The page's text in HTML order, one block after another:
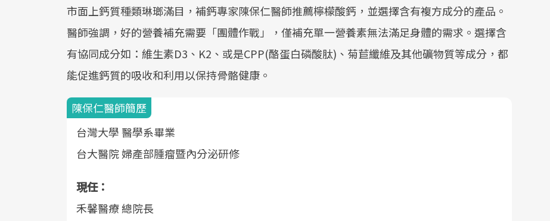
市面上鈣質種類琳瑯滿目，補鈣專家陳保仁醫師推薦檸檬酸鈣，並選擇含有複方成分的產品。
醫師強調，好的營養補充需要「團體作戰」，僅補充單一營養素無法滿足身體的需求。選擇含
有協同成分如：維生素D3、K2、或是CPP(酪蛋白磷酸肽)、菊苣纖維及其他礦物質等成分，都
能促進鈣質的吸收和利用以保持骨骼健康。
陳保仁醫師簡歷
台灣大學 醫學系畢業
台大醫院 婦產部腫瘤暨內分泌研修
現任：
禾馨醫療 總院長